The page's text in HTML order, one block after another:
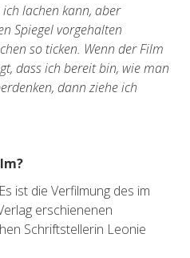
lachen kann, aber
Spiegel vorgehalten
so ticken. Wenn der Film
dass ich bereit bin, wie man
dann ziehe ich
ist die Verfilmung des im
erschienenen
Schriftstellerin Leonie